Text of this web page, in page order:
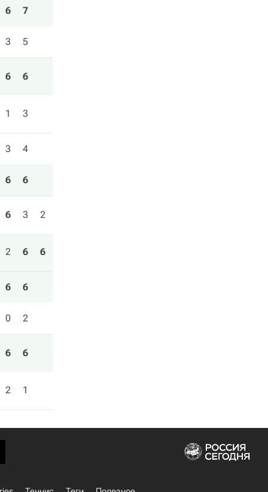
6 7
3 5
6 6
1 3
3 4
6 6
6 3 2
2 6 6
6 6
0 2
6 6
2 1